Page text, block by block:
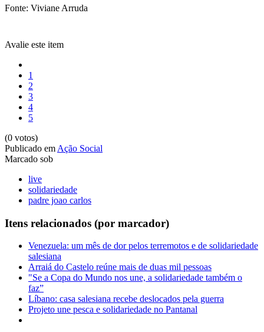
Fonte: Viviane Arruda
Avalie este item
1
2
3
4
5
(0 votos)
Publicado em Ação Social
Marcado sob
live
solidariedade
padre joao carlos
Itens relacionados (por marcador)
Venezuela: um mês de dor pelos terremotos e de solidariedade
salesiana
Arraiá do Castelo reúne mais de duas mil pessoas
"Se a Copa do Mundo nos une, a solidariedade também o
faz”
Líbano: casa salesiana recebe deslocados pela guerra
Projeto une pesca e solidariedade no Pantanal